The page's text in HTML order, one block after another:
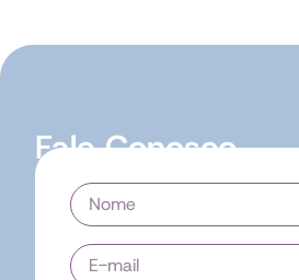
Fale Conosco